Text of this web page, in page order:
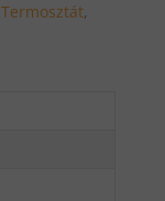
Termosztát,